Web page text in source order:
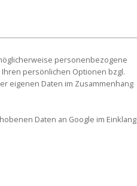
personenbezogene
persönlichen Optionen bzgl.
eigenen Daten im Zusammenhang
Daten an Google im Einklang